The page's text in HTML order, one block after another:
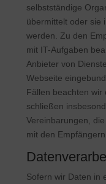
selbstständige
übermittelt oder sie
werden. Zu den
mit IT-Aufgaben
Anbieter von
Webseite
Fällen beachten wir
schließen
Vereinbarungen,
mit den
Sofern wir Daten in